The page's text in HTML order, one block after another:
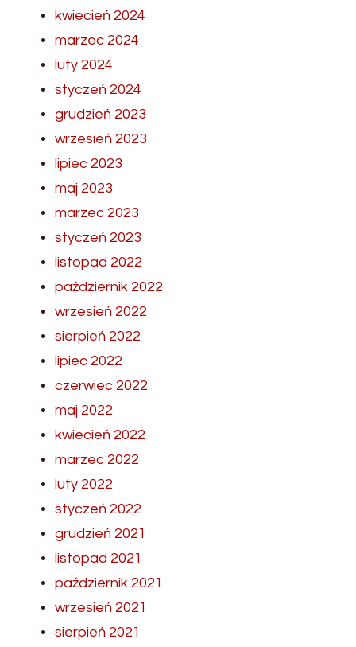
kwiecień 2024
marzec 2024
luty 2024
styczeń 2024
grudzień 2023
wrzesień 2023
lipiec 2023
maj 2023
marzec 2023
styczeń 2023
listopad 2022
październik 2022
wrzesień 2022
sierpień 2022
lipiec 2022
czerwiec 2022
maj 2022
kwiecień 2022
marzec 2022
luty 2022
styczeń 2022
grudzień 2021
listopad 2021
październik 2021
wrzesień 2021
sierpień 2021